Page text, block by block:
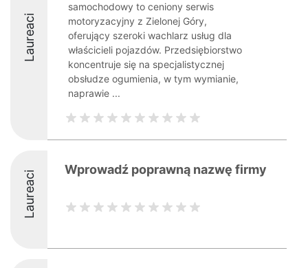
Laureaci
samochodowy to ceniony serwis
motoryzacyjny z Zielonej Góry,
oferujący szeroki wachlarz usług dla
właścicieli pojazdów. Przedsiębiorstwo
koncentruje się na specjalistycznej
obsłudze ogumienia, w tym wymianie,
naprawie ...
Laureaci Wprowadź poprawną nazwę firmy